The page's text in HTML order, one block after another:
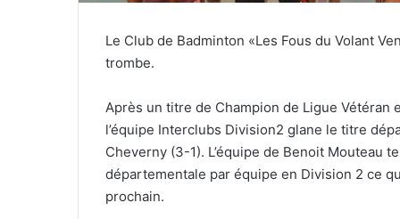
Le Club de Badminton «Les Fous du Volant
trombe.
Après un titre de Champion de Ligue
l’équipe Interclubs Division2 glane le titre
Cheverny (3-1). L’équipe de Benoit Mouteau
départementale par équipe en Division 2 ce
prochain.